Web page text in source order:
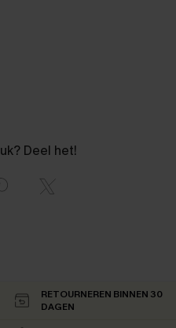
Deel het!
RETOURNEREN BINNEN 30
DAGEN